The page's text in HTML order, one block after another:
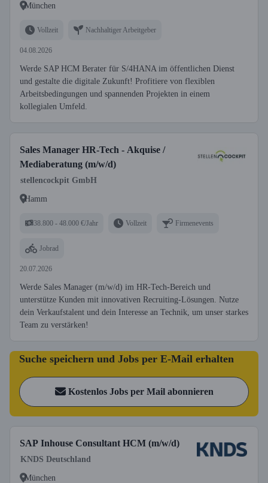
München
Vollzeit Nachhaltiger Arbeitgeber
04.08.2026
Werde SAP HCM Berater für S/4HANA im öffentlichen Dienst
und gestalte die digitale Zukunft! Profitiere von flexiblen
Arbeitsbedingungen und spannenden Projekten in einem
kollegialen Umfeld.
Sales Manager HR-Tech - Akquise /
Mediaberatung (m/w/d)
stellencockpit GmbH
Hamm
38.800 - 48.000 €/Jahr Vollzeit Firmenevents
Jobrad
20.07.2026
Werde Sales Manager (m/w/d) im HR-Tech-Bereich und
unterstütze Kunden mit innovativen Recruiting-Lösungen. Nutze
dein Verkaufstalent und dein Interesse an Technik, um unser starkes
Team zu verstärken!
Suche speichern und Jobs per E-Mail erhalten
Kostenlos Jobs per Mail abonnieren
SAP Inhouse Consultant HCM (m/w/d)
KNDS Deutschland
München